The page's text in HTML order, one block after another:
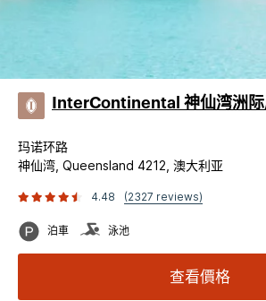
InterContinental 神仙湾洲
玛诺环路
神仙湾, Queensland 4212, 澳大利亚
4.48 (2327 reviews)
泊車 泳池
查看價格